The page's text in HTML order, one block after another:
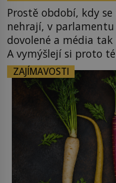
Prostě období, kdy
nehrají, v parlamentu
dovolené a média
A vymýšlejí si proto
nezajímají. Proč je
zrovna s okurkami?
od poloviny 19.
ZAJÍMAVOSTI